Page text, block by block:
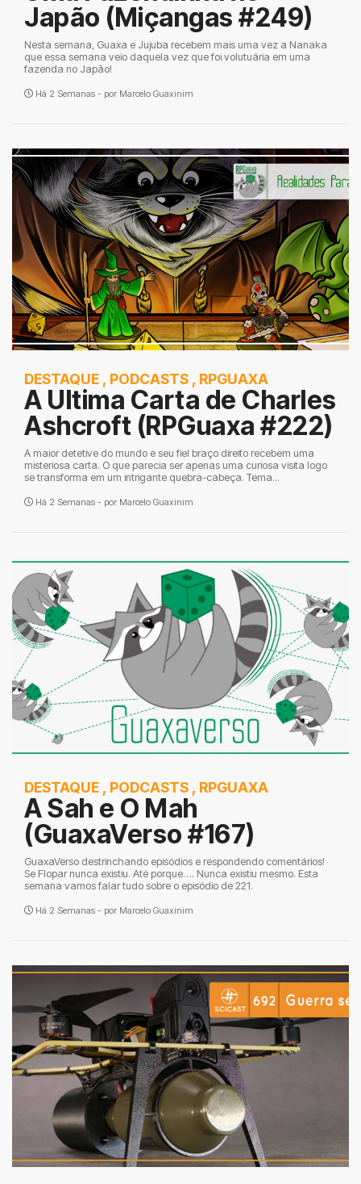
Japão (Miçangas #249)
Nesta semana, Guaxa e Jujuba recebem mais uma vez a Nanaka
que essa semana veio daquela vez que foi volutuária em uma
fazenda no Japão!
Há 2 Semanas - por Marcelo Guaxinim
DESTAQUE , PODCASTS , RPGUAXA
A Ultima Carta de Charles
Ashcroft (RPGuaxa #222)
A maior detetive do mundo e seu fiel braço direito recebem uma
misteriosa carta. O que parecia ser apenas uma curiosa visita logo
se transforma em um intrigante quebra-cabeça. Tema...
Há 2 Semanas - por Marcelo Guaxinim
DESTAQUE , PODCASTS , RPGUAXA
A Sah e O Mah
(GuaxaVerso #167)
GuaxaVerso destrinchando episódios e respondendo comentários!
Se Flopar nunca existiu. Até porque…. Nunca existiu mesmo. Esta
semana vamos falar tudo sobre o episódio de 221.
Há 2 Semanas - por Marcelo Guaxinim